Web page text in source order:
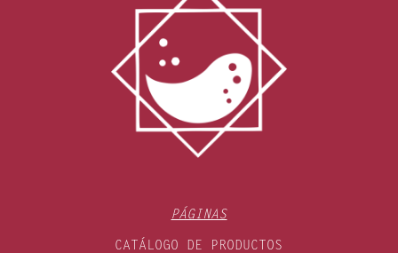
PÁGINAS
CATÁLOGO DE PRODUCTOS